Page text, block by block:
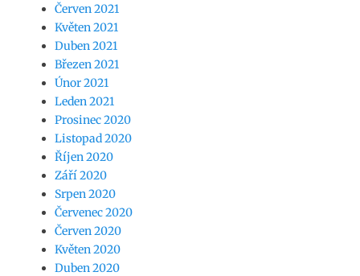
Červen 2021
Květen 2021
Duben 2021
Březen 2021
Únor 2021
Leden 2021
Prosinec 2020
Listopad 2020
Říjen 2020
Září 2020
Srpen 2020
Červenec 2020
Červen 2020
Květen 2020
Duben 2020